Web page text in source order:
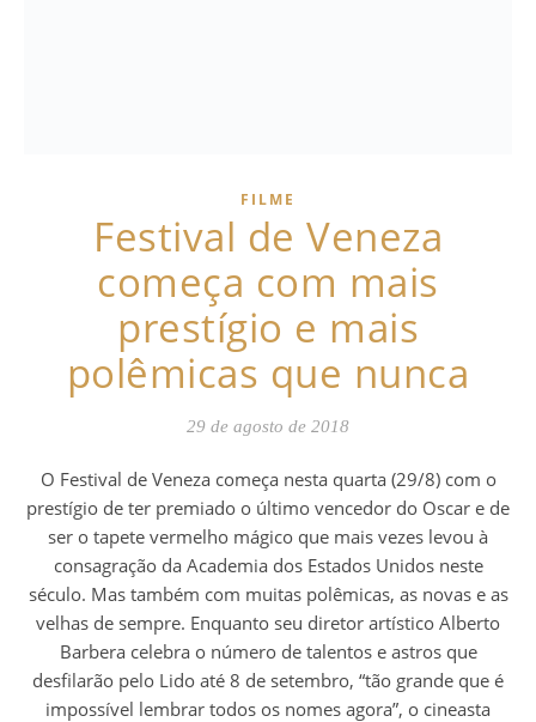
FILME
Festival de Veneza
começa com mais
prestígio e mais
polêmicas que nunca
29 de agosto de 2018
O Festival de Veneza começa nesta quarta (29/8) com o
prestígio de ter premiado o último vencedor do Oscar e de
ser o tapete vermelho mágico que mais vezes levou à
consagração da Academia dos Estados Unidos neste
século. Mas também com muitas polêmicas, as novas e as
velhas de sempre. Enquanto seu diretor artístico Alberto
Barbera celebra o número de talentos e astros que
desfilarão pelo Lido até 8 de setembro, “tão grande que é
impossível lembrar todos os nomes agora”, o cineasta